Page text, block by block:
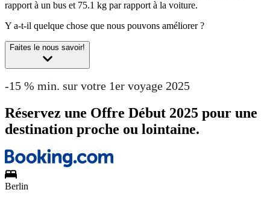
rapport à un bus et 75.1 kg par rapport à la voiture.
Y a-t-il quelque chose que nous pouvons améliorer ?
Faites le nous savoir!
-15 % min. sur votre 1er voyage 2025
Réservez une Offre Début 2025 pour une
destination proche ou lointaine.
Berlin